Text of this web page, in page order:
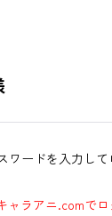
ワードを入力して
ャラアニ.comで